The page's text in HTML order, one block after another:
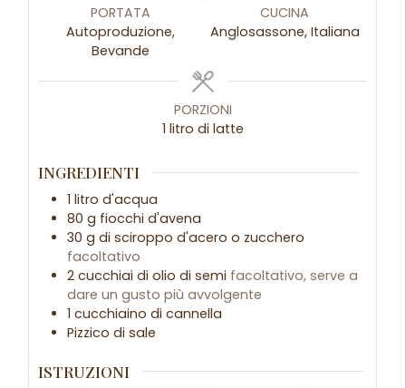
PORTATA
Autoproduzione,
Bevande
CUCINA
Anglosassone, Italiana
PORZIONI
1 litro di latte
INGREDIENTI
1 litro d'acqua
80 g fiocchi d'avena
30 g di sciroppo d'acero o zucchero
facoltativo
2 cucchiai di olio di semi facoltativo, serve a
dare un gusto più avvolgente
1 cucchiaino di cannella
Pizzico di sale
ISTRUZIONI